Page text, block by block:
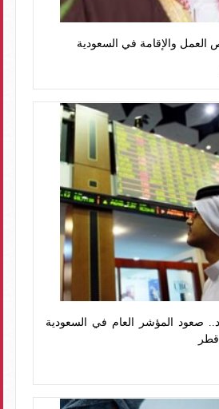
والإقامة في السعودية
صعود المؤشر العام في السعودية